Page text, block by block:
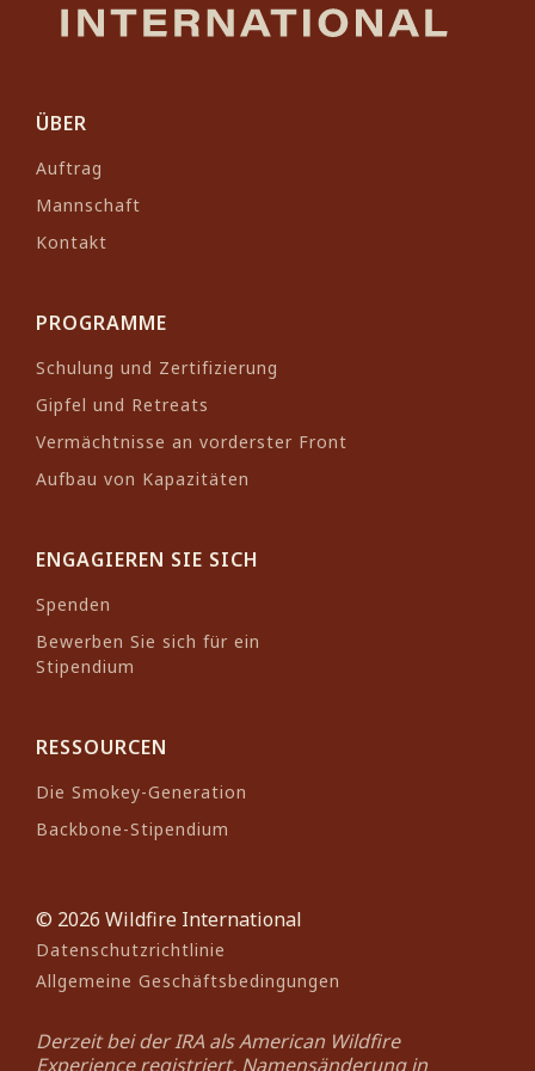
Sprachenlernen oder auf Reisen, um
Vor seiner Zeit bei BurnBot
Ranch, wo er eng mit der Fachwelt
Flächenbrandbekämpfung
Ausrüstung der Feuerwehrleute und
Unterstützungssysteme zu
verbessern. Er verfügt außerdem
Flächenbrandbekämpfung, die er in
den Bereichen Brandbekämpfung,
gesammelt hat.
Vorstandsmitglied von Grassroots
Interessen der Einsatzkräfte und
das Wohlergehen der
Feuerwehrleute einsetzt. Über
Führungskräfteentwicklung und
Einsatzbereitschaft, um sicherere,
widerstandsfähigere
zunehmend komplexen globalen
ÜBER
Auftrag
Mannschaft
Kontakt
PROGRAMME
Schulung und Zertifizierung
Gipfel und Retreats
Vermächtnisse an vorderster Front
Aufbau von Kapazitäten
ENGAGIEREN SIE SICH
Spenden
Bewerben Sie sich für ein
Stipendium
RESSOURCEN
Die Smokey-Generation
Backbone-Stipendium
© 2026 Wildfire International
Datenschutzrichtlinie
Allgemeine Geschäftsbedingungen
Derzeit bei der IRA als American Wildfire
Experience registriert. Namensänderung in